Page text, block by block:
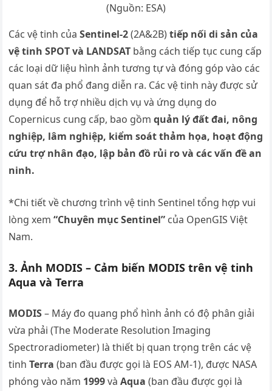
(Nguồn: ESA)
Các vệ tinh củaSentinel-2(2A&2B)tiếp nối di sản của
vệ tinh SPOT và LANDSAT bằng cách tiếp tục cung cấp
các loại dữ liệu hình ảnh tương tự và đóng góp vào các
quan sát đa phổ đang diễn ra. Các vệ tinh này được sử
dụng để hỗ trợ nhiều dịch vụ và ứng dụng do
Copernicus cung cấp, bao gồmquản lý đất đai, nông
nghiệp, lâm nghiệp, kiểm soát thảm họa, hoạt động
cứu trợ nhân đạo, lập bản đồ rủi ro và các vấn đề an
ninh.
*Chi tiết về chương trình vệ tinh Sentinel tổng hợp vui
lòng xem“Chuyên mục Sentinel” của OpenGIS Việt
Nam.
3. Ảnh MODIS – Cảm biến MODIS trên vệ tinh
Aqua và Terra
MODIS– Máy đo quang phổ hình ảnh có độ phân giải
vừa phải (The Moderate Resolution Imaging
Spectroradiometer) là thiết bị quan trọng trên các vệ
tinhTerra (ban đầu được gọi là EOS AM-1), được NASA
phóng vào năm 1999vàAqua(ban đầu được gọi là